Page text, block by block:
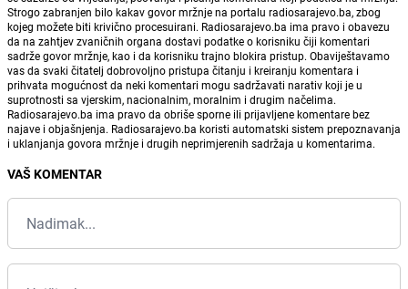
Strogo zabranjen bilo kakav govor mržnje na portalu radiosarajevo.ba, zbog
kojeg možete biti krivično procesuirani. Radiosarajevo.ba ima pravo i obavezu
da na zahtjev zvaničnih organa dostavi podatke o korisniku čiji komentari
sadrže govor mržnje, kao i da korisniku trajno blokira pristup. Obaviještavamo
vas da svaki čitatelj dobrovoljno pristupa čitanju i kreiranju komentara i
prihvata mogućnost da neki komentari mogu sadržavati narativ koji je u
suprotnosti sa vjerskim, nacionalnim, moralnim i drugim načelima.
Radiosarajevo.ba ima pravo da obriše sporne ili prijavljene komentare bez
najave i objašnjenja. Radiosarajevo.ba koristi automatski sistem prepoznavanja
i uklanjanja govora mržnje i drugih neprimjerenih sadržaja u komentarima.
VAŠ KOMENTAR